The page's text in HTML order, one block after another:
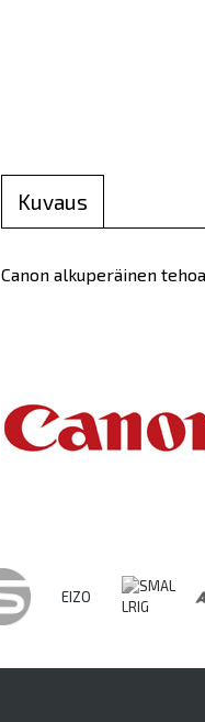
Kuvaus
Canon alkuperäinen
EIZO